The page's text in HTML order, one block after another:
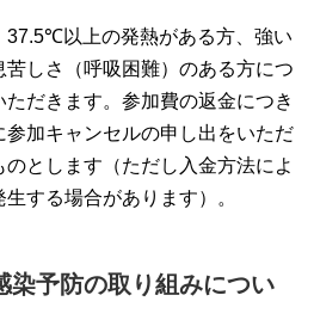
37.5℃以上の発熱がある方、強い
しさ（呼吸困難）のある方につ
だきます。参加費の返金につき
参加キャンセルの申し出をいただ
とします（ただし入金方法によ
する場合があります）。
染予防の取り組みについ